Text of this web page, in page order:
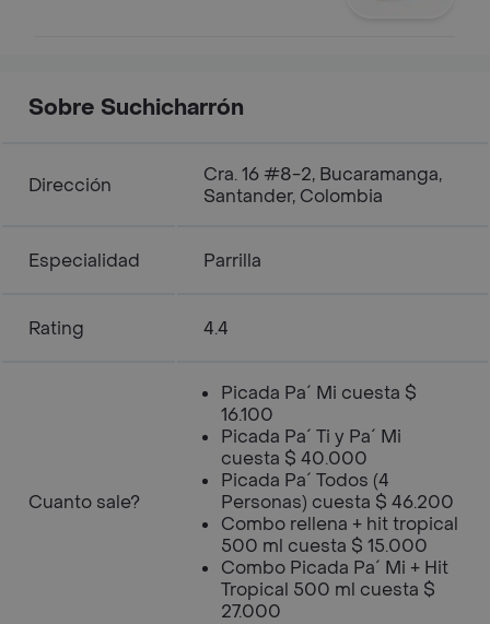
Sobre Suchicharrón
Dirección
Cra. 16 #8-2, Bucaramanga,
Santander, Colombia
Especialidad Parrilla
Rating 4.4
Cuanto sale?
Picada Pa´ Mi cuesta $
16.100
Picada Pa´ Ti y Pa´ Mi
cuesta $ 40.000
Picada Pa´ Todos (4
Personas) cuesta $ 46.200
Combo rellena + hit tropical
500 ml cuesta $ 15.000
Combo Picada Pa´ Mi + Hit
Tropical 500 ml cuesta $
27.000